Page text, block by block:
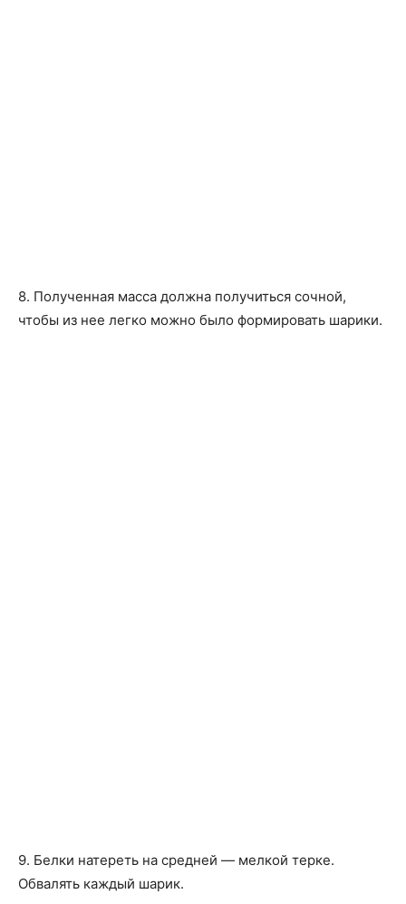
8. Полученная масса должна получиться сочной,
чтобы из нее легко можно было формировать шарики.
9. Белки натереть на средней — мелкой терке.
Обвалять каждый шарик.